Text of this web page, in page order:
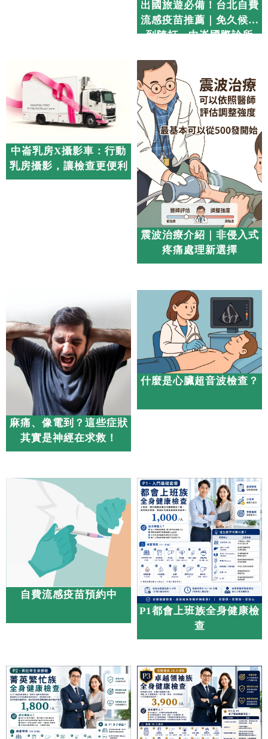
出國旅遊必備！台北自費
流感疫苗推薦｜免久候隨
到隨打 - 中崙國際診所
中崙乳房X攝影車：行動
乳房攝影，讓檢查更便利
震波治療介紹｜非侵入式
疼痛處理新選擇
麻痛、像電到？這些症狀
其實是神經在求救！
什麼是心臟超音波檢查？
自費流感疫苗預約中
P1都會上班族全身健康檢
查